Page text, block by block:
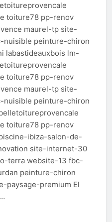
toiture78 pp-renov
maurel-tp site-
peinture-chiron
labastideauxbois lm-
toiture78 pp-renov
maurel-tp site-
peinture-chiron
toiture78 pp-renov
ibiza-salon-de-
site-internet-30
terra website-13 fbc-
peinture-chiron
paysage-premium El